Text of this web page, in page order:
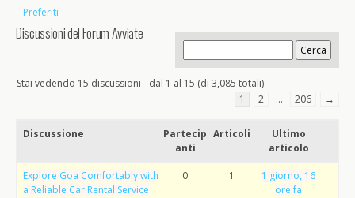
Preferiti
Discussioni del Forum Avviate
Stai vedendo 15 discussioni - dal 1 al 15 (di 3,085 totali)
1
2 … 206 →
Discussione
Partecip
anti
Articoli
Ultimo
articolo
Explore Goa Comfortably with
a Reliable Car Rental Service
0 1
1 giorno, 16
ore fa